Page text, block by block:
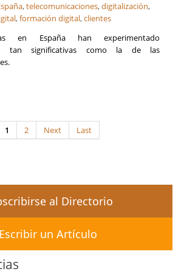
,telecomunicaciones,digitalización,
,formación digital,clientes
en España han experimentado
tan significativas como la de las
1 2 Next Last
al Directorio
Escribir un Artículo